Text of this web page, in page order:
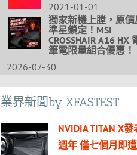
2021-01-01
獨家新機上膛，原價
準星鎖定！MSI
CROSSHAIR A16 HX
筆電限量組合優惠！
2026-07-30
業界新聞by XFASTEST
NVIDIA TITAN X發
週年 僅七個月即遭